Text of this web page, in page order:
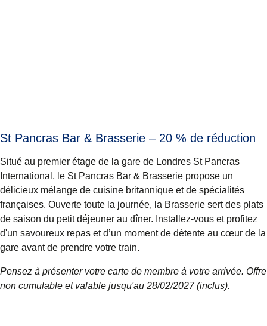
St Pancras Bar & Brasserie – 20 % de réduction
Situé au premier étage de la gare de Londres St Pancras
International, le St Pancras Bar & Brasserie propose un
délicieux mélange de cuisine britannique et de spécialités
françaises. Ouverte toute la journée, la Brasserie sert des plats
de saison du petit déjeuner au dîner. Installez-vous et profitez
d'un savoureux repas et d’un moment de détente au cœur de la
gare avant de prendre votre train.
Pensez à présenter votre carte de membre à votre arrivée. Offre
non cumulable et valable jusqu'au 28/02/2027 (inclus).